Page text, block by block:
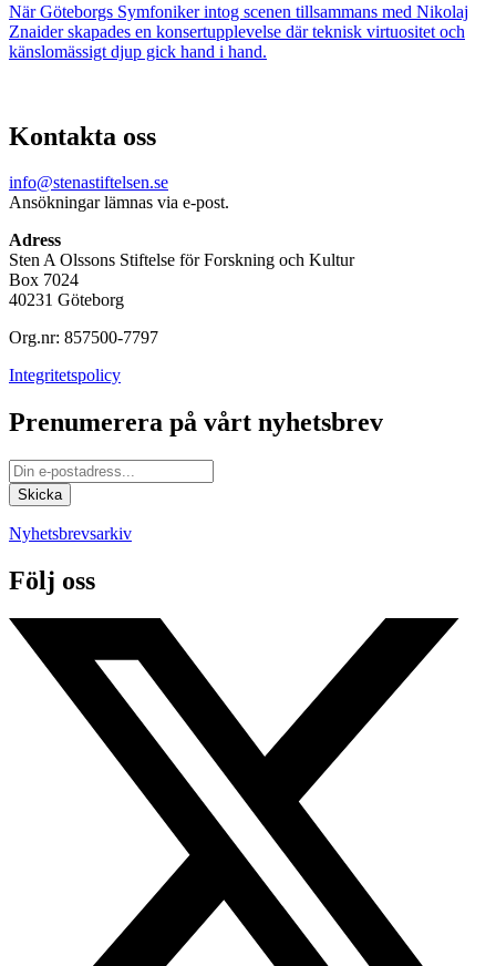
När Göteborgs Symfoniker intog scenen tillsammans med Nikolaj
Znaider skapades en konsertupplevelse där teknisk virtuositet och
känslomässigt djup gick hand i hand.
Kontakta oss
info@stenastiftelsen.se
Ansökningar lämnas via e-post.
Adress
Sten A Olssons Stiftelse för Forskning och Kultur
Box 7024
40231 Göteborg
Org.nr: 857500-7797
Integritetspolicy
Prenumerera på vårt nyhetsbrev
Nyhetsbrevsarkiv
Följ oss